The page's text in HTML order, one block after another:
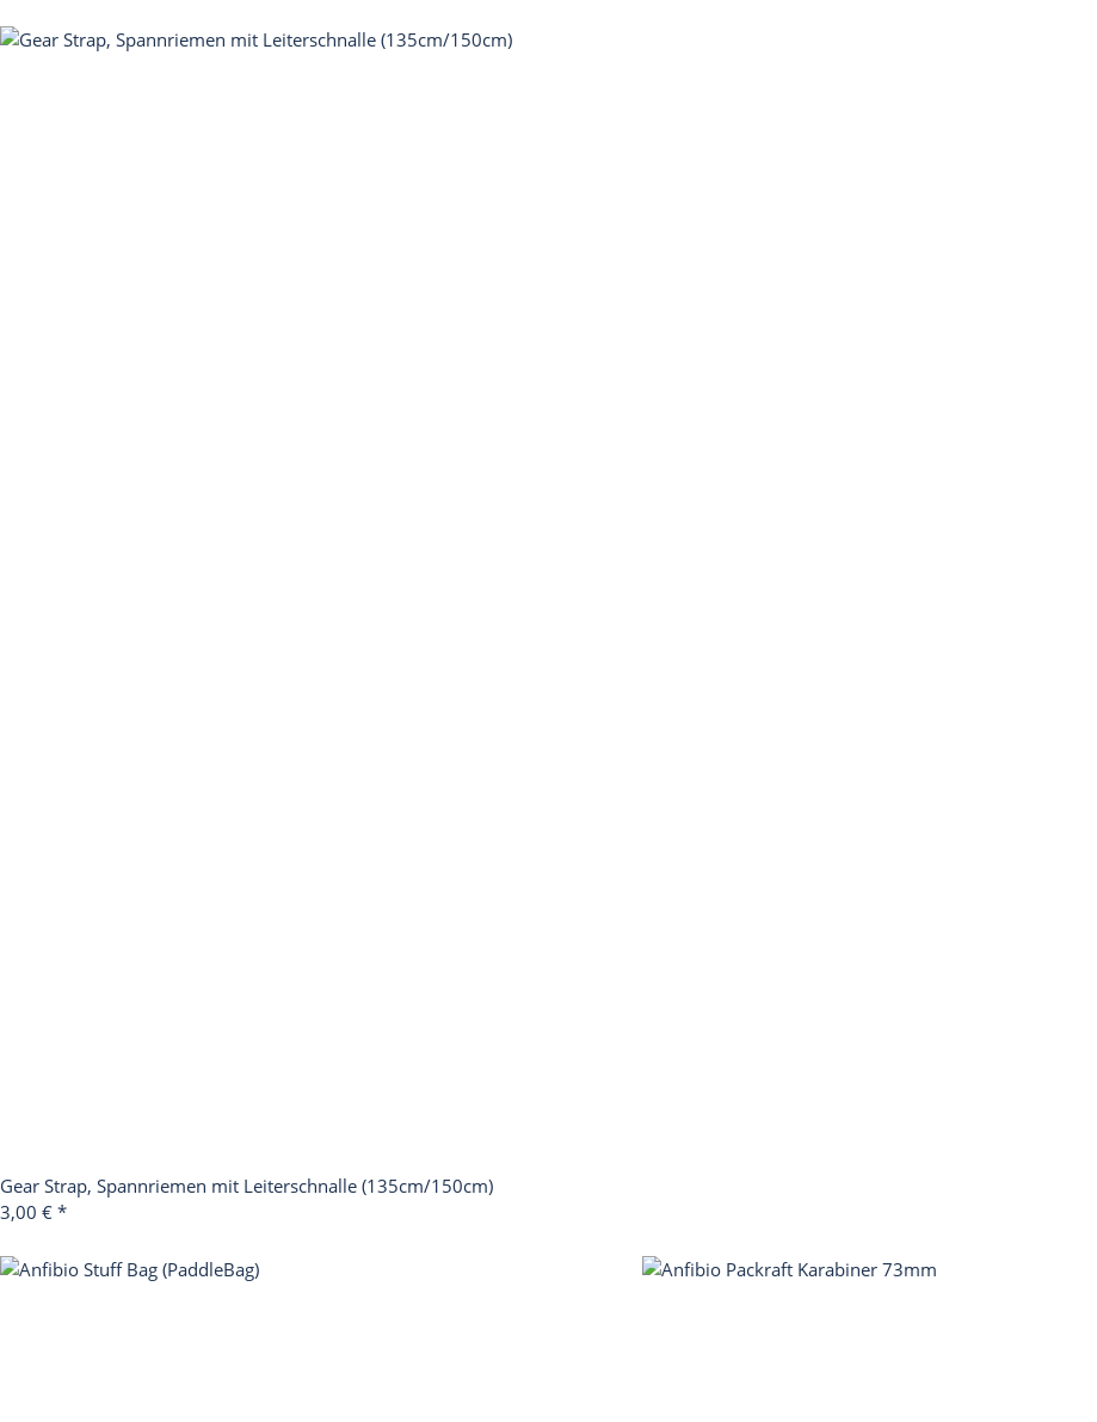
Gear Strap, Spannriemen mit Leiterschnalle (135cm/150cm)
3,00 € *